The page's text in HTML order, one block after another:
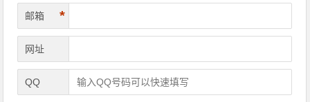
邮箱 *
网址
QQ